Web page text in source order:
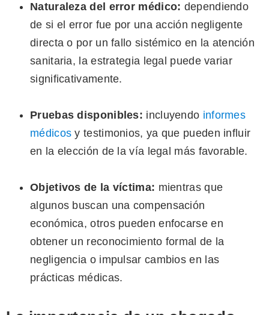
Naturaleza del error médico: dependiendo
de si el error fue por una acción negligente
directa o por un fallo sistémico en la atención
sanitaria, la estrategia legal puede variar
significativamente.
Pruebas disponibles: incluyendo informes
médicos y testimonios, ya que pueden influir
en la elección de la vía legal más favorable.
Objetivos de la víctima: mientras que
algunos buscan una compensación
económica, otros pueden enfocarse en
obtener un reconocimiento formal de la
negligencia o impulsar cambios en las
prácticas médicas.